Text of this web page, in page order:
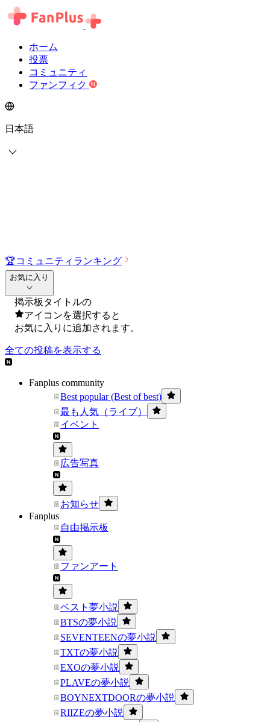
ホーム
投票
コミュニティ
ファンフィク
日本語
🏆コミュニティランキング
お気に入り
掲示板タイトルの
アイコンを選択すると
お気に入りに追加されます。
全ての投稿を表示する
Fanplus community
Best popular (Best of best)
最も人気（ライブ）
イベント
広告写真
お知らせ
Fanplus
自由掲示板
ファンアート
ベスト夢小説
BTSの夢小説
SEVENTEENの夢小説
TXTの夢小説
EXOの夢小説
PLAVEの夢小説
BOYNEXTDOORの夢小説
RIIZEの夢小説